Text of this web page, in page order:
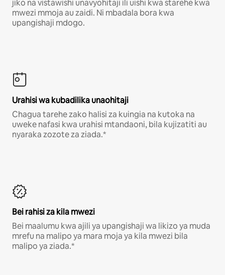
jiko na vistawishi unavyohitaji ili uishi kwa starehe kwa
mwezi mmoja au zaidi. Ni mbadala bora kwa
upangishaji mdogo.
Urahisi wa kubadilika unaohitaji
Chagua tarehe zako halisi za kuingia na kutoka na
uweke nafasi kwa urahisi mtandaoni, bila kujizatiti au
nyaraka zozote za ziada.*
Bei rahisi za kila mwezi
Bei maalumu kwa ajili ya upangishaji wa likizo ya muda
mrefu na malipo ya mara moja ya kila mwezi bila
malipo ya ziada.*